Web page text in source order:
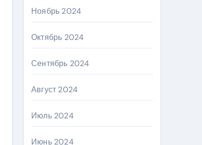
Ноябрь 2024
Октябрь 2024
Сентябрь 2024
Август 2024
Июль 2024
Июнь 2024